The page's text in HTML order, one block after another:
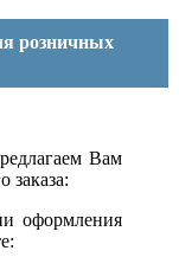
розничных
Вам
заказа:
оформления